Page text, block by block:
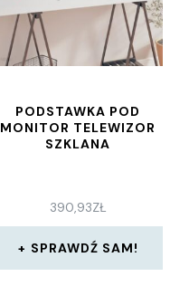
PODSTAWKA POD
MONITOR TELEWIZOR
SZKLANA
390,93ZŁ
SPRAWDŹ SAM!